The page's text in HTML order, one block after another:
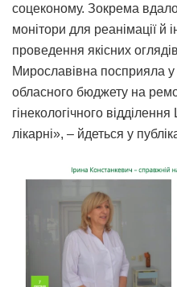
соцеконому. Зокрема
монітори для реанімації й
проведення якісних
Мирославівна посприяла у
обласного бюджету на
гінекологічного
лікарні», – йдеться у